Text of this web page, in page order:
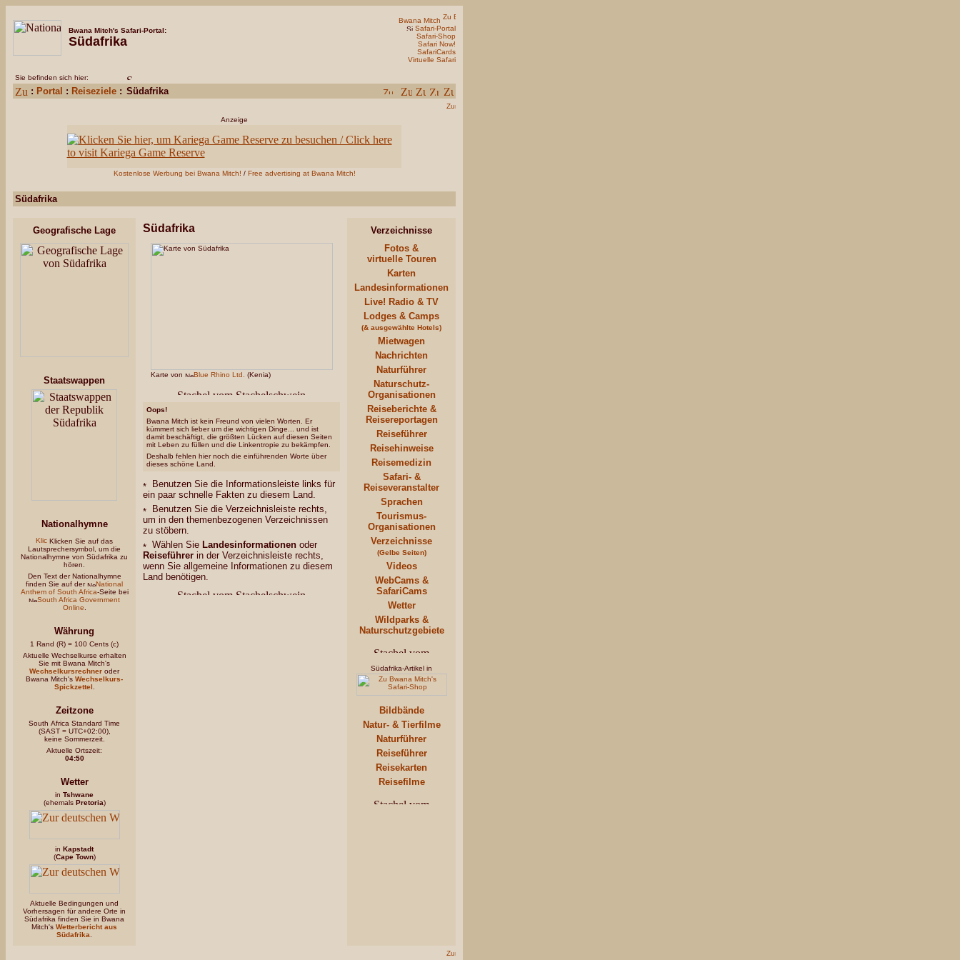
Bwana Mitch's Safari-Portal:
Südafrika
Bwana Mitch
Safari-Portal
Safari-Shop
Safari Now!
SafariCards
Virtuelle Safari
Sie befinden sich hier:
: Portal : Reiseziele : Südafrika
Anzeige
Kostenlose Werbung bei Bwana Mitch! / Free advertising at Bwana Mitch!
Südafrika
Geografische Lage
Staatswappen
Nationalhymne
Klicken Sie auf das
Lautsprechersymbol, um die
Nationalhymne von Südafrika zu
hören.
Den Text der Nationalhymne
finden Sie auf der
National
Anthem of South Africa-Seite bei
South Africa Government
Online
Währung
1 Rand (R) = 100 Cents (c)
Aktuelle Wechselkurse erhalten
Sie mit Bwana Mitch's
Wechselkursrechner oder
Bwana Mitch's Wechselkurs-
Spickzettel
Zeitzone
South Africa Standard Time
(SAST = UTC+02:00),
keine Sommerzeit.
Aktuelle Ortszeit:
04:50
Wetter
in Tshwane
(ehemals Pretoria)
in Kapstadt
(Cape Town)
Aktuelle Bedingungen und
Vorhersagen für andere Orte in
Südafrika finden Sie in Bwana
Mitch's Wetterbericht aus
Südafrika
Südafrika
Karte von Blue Rhino Ltd. (Kenia)
Oops!
Bwana Mitch ist kein Freund von vielen Worten. Er
kümmert sich lieber um die wichtigen Dinge... und ist
damit beschäftigt, die größten Lücken auf diesen Seiten
mit Leben zu füllen und die Linkentropie zu bekämpfen.
Deshalb fehlen hier noch die einführenden Worte über
dieses schöne Land.
Benutzen Sie die Informationsleiste links für
ein paar schnelle Fakten zu diesem Land.
Benutzen Sie die Verzeichnisleiste rechts,
um in den themenbezogenen Verzeichnissen
zu stöbern.
Wählen Sie Landesinformationen oder
Reiseführer in der Verzeichnisleiste rechts,
wenn Sie allgemeine Informationen zu diesem
Land benötigen.
Verzeichnisse
Fotos &
virtuelle Touren
Karten
Landesinformationen
Live! Radio & TV
Lodges & Camps
(& ausgewählte Hotels)
Mietwagen
Nachrichten
Naturführer
Naturschutz-
Organisationen
Reiseberichte &
Reisereportagen
Reiseführer
Reisehinweise
Reisemedizin
Safari- &
Reiseveranstalter
Sprachen
Tourismus-
Organisationen
Verzeichnisse
(Gelbe Seiten)
Videos
WebCams &
SafariCams
Wetter
Wildparks &
Naturschutzgebiete
Südafrika-Artikel in
Bildbände
Natur- & Tierfilme
Naturführer
Reiseführer
Reisekarten
Reisefilme